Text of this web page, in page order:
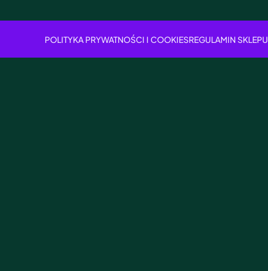
POLITYKA PRYWATNOŚCI I COOKIESREGULAMIN SKLEPU